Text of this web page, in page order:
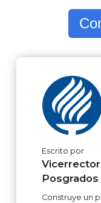
Escrito por
Posgrados
Construye un